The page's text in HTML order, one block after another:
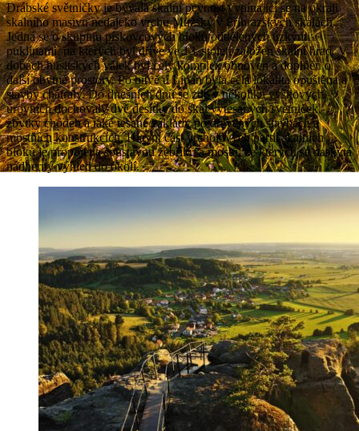
Drábské světničky je bývalá skalní pevnost vypínající se na okraji
skalního masivu nedaleko vrchu Mužský v Příhrazských skalách.
Jedná se o skupinu pískovcových bloků oddělených úzkými
puklinami, na kterých byl dříve ve 13. století založen skalní hrad. V
dobách husitských válek byl celý komplex obnoven a doplněn o
další obytné prostory. Po bitvě u Lipan byla celá lokalita opuštěna a
stavby chátraly. Do dnešních dnů se zde v několika výškových
úrovních dochovaly dvě desítky do skal vytesaných světniček,
zbytky chodeb a také tesané základy po dřevěných stavbách a
mostních konstrukcích. Hlavní část vrcholových partií skalních
bloků je propojena soustavou žebříků a mostů, ze kterých se naskýtá
nádherný výhled do okolí.